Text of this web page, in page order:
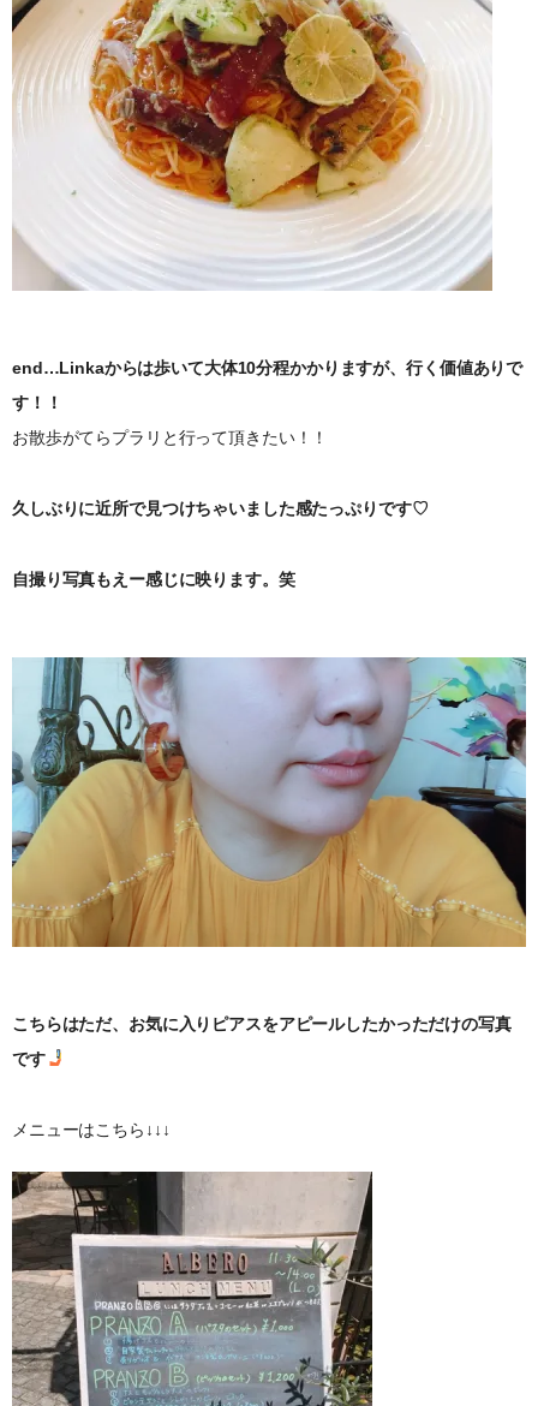
end…Linkaからは歩いて大体10分程かかりますが、行く価値ありで
す！！
お散歩がてらプラリと行って頂きたい！！
久しぶりに近所で見つけちゃいました感たっぷりです♡
自撮り写真もえー感じに映ります。笑
こちらはただ、お気に入りピアスをアピールしたかっただけの写真
です
メニューはこちら↓↓↓